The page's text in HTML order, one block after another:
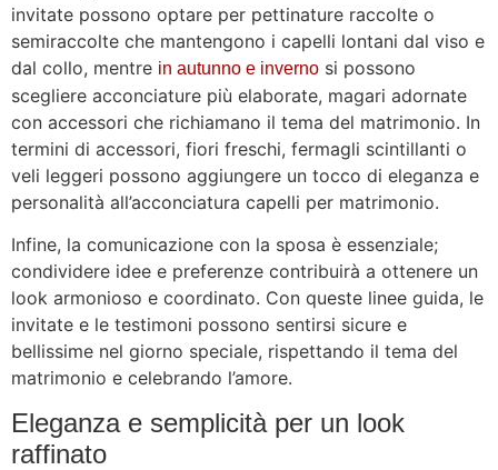
invitate possono optare per pettinature raccolte o
semiraccolte che mantengono i capelli lontani dal viso e
dal collo, mentre in autunno e inverno si possono
scegliere acconciature più elaborate, magari adornate
con accessori che richiamano il tema del matrimonio. In
termini di accessori, fiori freschi, fermagli scintillanti o
veli leggeri possono aggiungere un tocco di eleganza e
personalità all’acconciatura capelli per matrimonio.
Infine, la comunicazione con la sposa è essenziale;
condividere idee e preferenze contribuirà a ottenere un
look armonioso e coordinato. Con queste linee guida, le
invitate e le testimoni possono sentirsi sicure e
bellissime nel giorno speciale, rispettando il tema del
matrimonio e celebrando l’amore.
Eleganza e semplicità per un look
raffinato